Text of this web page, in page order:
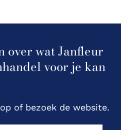
over wat Janfleur
voor je kan
of bezoek de website.